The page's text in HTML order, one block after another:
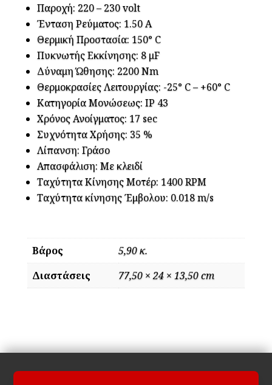
Παροχή: 220 – 230 volt
Ένταση Ρεύματος: 1.50 A
Θερμική Προστασία: 150° C
Πυκνωτής Εκκίνησης: 8 μF
Δύναμη Ώθησης: 2200 Nm
Θερμοκρασίες Λειτουργίας: -25° C – +60° C
Κατηγορία Μονώσεως: IP 43
Χρόνος Ανοίγματος: 17 sec
Συχνότητα Χρήσης: 35 %
Λίπανση: Γράσο
Απασφάλιση: Με κλειδί
Ταχύτητα Κίνησης Μοτέρ: 1400 RPM
Ταχύτητα κίνησης Έμβολου: 0.018 m/s
Βάρος
5,90 κ.
Διαστάσεις
77,50 × 24 × 13,50 cm